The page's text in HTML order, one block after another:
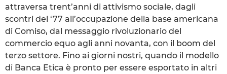
attraversa trent’anni di attivismo sociale, dagli
scontri del ‘77 all’occupazione della base americana
di Comiso, dal messaggio rivoluzionario del
commercio equo agli anni novanta, con il boom del
terzo settore. Fino ai giorni nostri, quando il modello
di Banca Etica è pronto per essere esportato in altri